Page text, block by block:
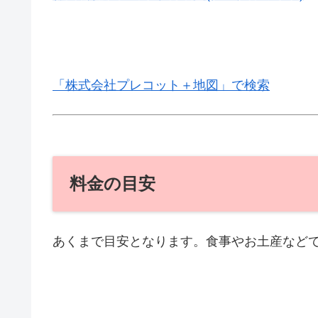
「株式会社プレコット＋地図」で検索
料金の目安
あくまで目安となります。食事やお土産など